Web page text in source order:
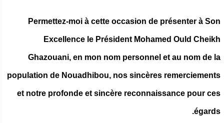
Permettez-moi à cette occasion de présenter à Son
Excellence le Président Mohamed Ould Cheikh
Ghazouani, en mon nom personnel et au nom de la
population de Nouadhibou, nos sincères remerciements
et notre profonde et sincère reconnaissance pour ces
égards.